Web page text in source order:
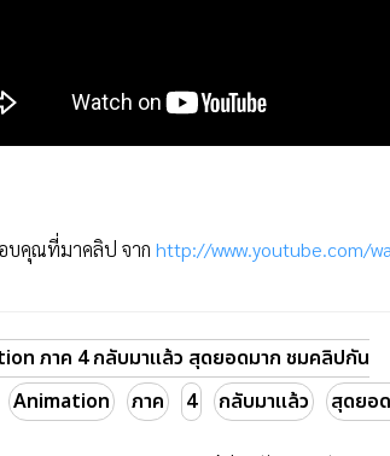
บคุณที่มาคลิป จาก http://www.youtube.com/
ภาค 4 กลับมาแล้ว สุดยอดมาก ชมคลิปกัน
Animation ภาค 4 กลับมาแล้ว สุดยอ